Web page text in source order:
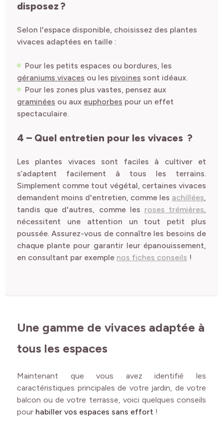
disposez ?
Selon l'espace disponible, choisissez des plantes
vivaces adaptées en taille :
Pour les petits espaces ou bordures, les
géraniums vivaces ou les pivoines sont idéaux.
Pour les zones plus vastes, pensez aux
graminées ou aux euphorbes pour un effet
spectaculaire.
4 – Quel entretien pour les vivaces ?
Les plantes vivaces sont faciles à cultiver et
s’adaptent facilement à tous les terrains.
Simplement comme tout végétal, certaines vivaces
demandent moins d'entretien, comme les achillées,
tandis que d'autres, comme les roses trémières,
nécessitent une attention un tout petit plus
poussée. Assurez-vous de connaître les besoins de
chaque plante pour garantir leur épanouissement,
en consultant par exemple nos fiches conseils !
Une gamme de vivaces adaptée à
tous les espaces
Maintenant que vous avez identifié les
caractéristiques principales de votre jardin, de votre
balcon ou de votre terrasse, voici quelques conseils
pour habiller vos espaces sans effort !